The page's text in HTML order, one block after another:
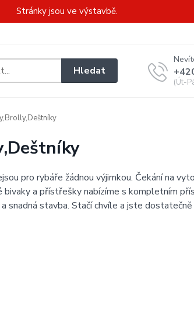
Stránky jsou ve výstavbě.
Hledat
(Út-
pro rybáře žádnou výjimkou. Čekání na
bivaky a přístřešky nabízíme s kompletním
snadná stavba. Stačí chvíle a jste